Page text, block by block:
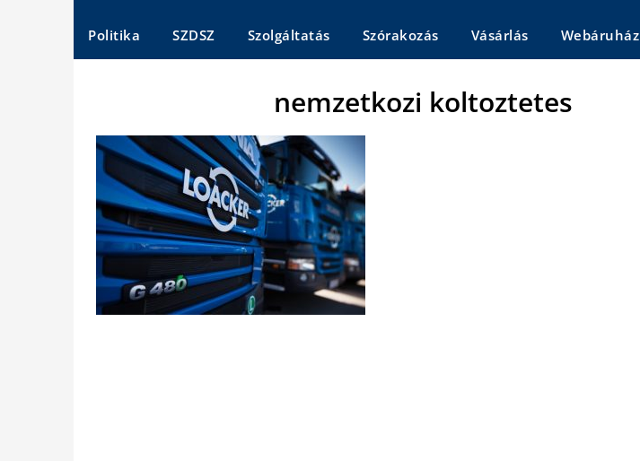
Politika SZDSZ Szolgáltatás Szórakozás Vásárlás Webáruház
nemzetkozi koltoztetes